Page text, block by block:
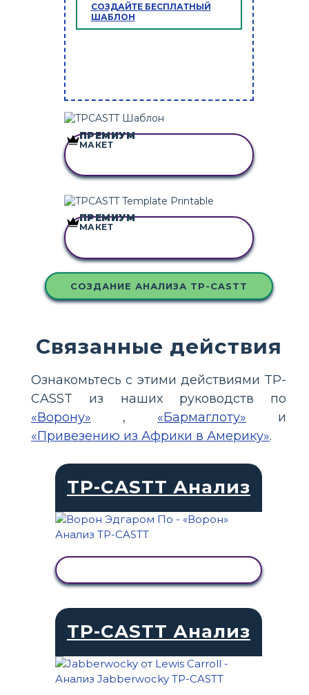
СОЗДАЙТЕ БЕСПЛАТНЫЙ
ШАБЛОН
СКОПИРУЙТЕ ЭТУ
ПРЕМИУМ
МАКЕТ
СКОПИРУЙТЕ ЭТУ
ПРЕМИУМ
МАКЕТ
СОЗДАНИЕ АНАЛИЗА TP-CASTT
Связанные действия
Ознакомьтесь с этими действиями TP-
CASST из наших руководств по
«Ворону» , «Бармаглоту» и
«Привезению из Африки в Америку».
TP-CASTT Анализ
TP-CASTT Анализ